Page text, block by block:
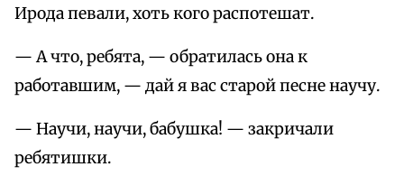
Ирода певали, хоть кого распотешат.
— А что, ребята, — обратилась она к
работавшим, — дай я вас старой песне научу.
— Научи, научи, бабушка! — закричали
ребятишки.